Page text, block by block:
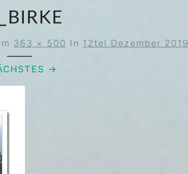
363 × 500 In 12tel Dezember 2019
→